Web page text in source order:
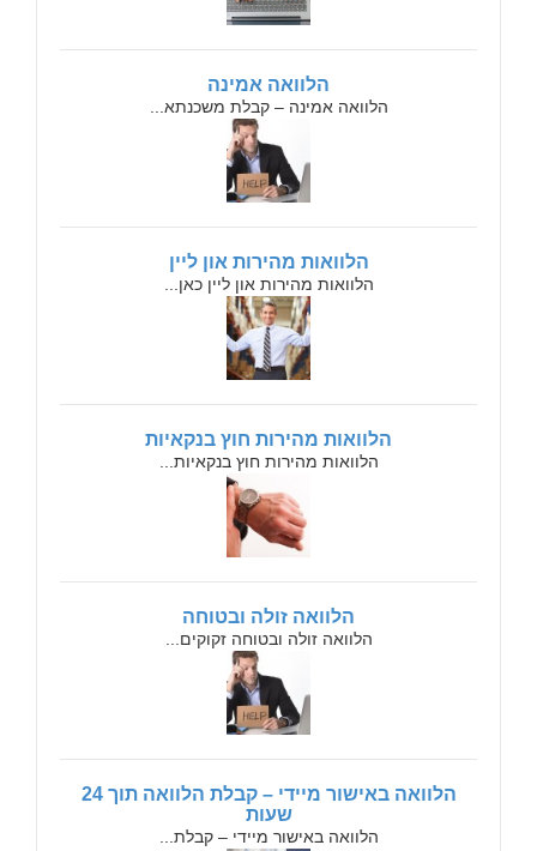
הלוואה אמינה
הלוואה אמינה – קבלת משכנתא...
הלוואות מהירות און ליין
הלוואות מהירות און ליין כאן...
הלוואות מהירות חוץ בנקאיות
הלוואות מהירות חוץ בנקאיות...
הלוואה זולה ובטוחה
הלוואה זולה ובטוחה זקוקים...
הלוואה באישור מיידי – קבלת הלוואה תוך 24
שעות
הלוואה באישור מיידי – קבלת...